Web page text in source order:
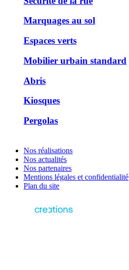
Marquages au sol
Espaces verts
Mobilier urbain standard
Abris
Kiosques
Pergolas
Nos réalisations
Nos actualités
Nos partenaires
Mentions légales et confidentialité
Plan du site